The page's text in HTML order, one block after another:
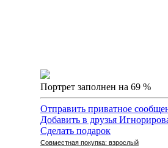
Портрет заполнен на 69 %
Отправить приватное
Добавить в друзья
Сделать подарок
Совместная покупка: взрослый